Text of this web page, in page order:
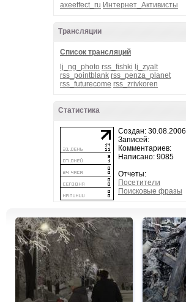
axeeffect_ru Интернет_Активисты
Трансляции
Список трансляций
lj_ng_photo rss_fishki lj_zyalt
rss_pointblank rss_penza_planet
rss_futurecome rss_zrivkoren
Статистика
Создан: 30.08.2006
Записей:
Комментариев:
Написано: 9085
Отчеты:
Посетители
Поисковые фразы